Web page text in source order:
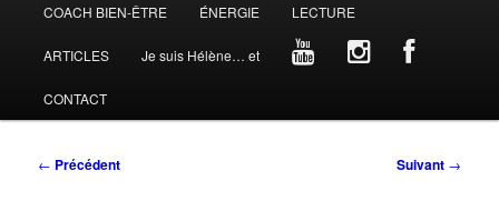
COACH BIEN-ÊTRE ÉNERGIE LECTURE
ARTICLES Je suis Hélène… et
CONTACT
Navigation
← Précédent Suivant →